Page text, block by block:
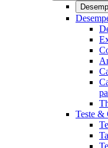
Teste &